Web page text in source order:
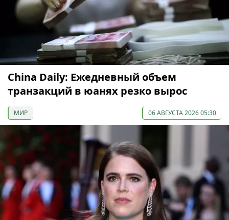
China Daily: Ежедневный объем
транзакций в юанях резко вырос
МИР 06 АВГУСТА 2026 05:30